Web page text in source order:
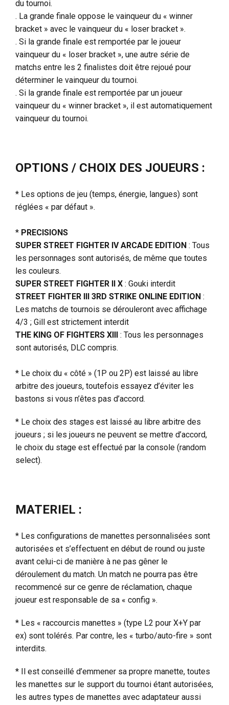
du tournoi.
. La grande finale oppose le vainqueur du « winner
bracket » avec le vainqueur du « loser bracket ».
. Si la grande finale est remportée par le joueur
vainqueur du « loser bracket », une autre série de
matchs entre les 2 finalistes doit être rejoué pour
déterminer le vainqueur du tournoi.
. Si la grande finale est remportée par un joueur
vainqueur du « winner bracket », il est automatiquement
vainqueur du tournoi.
OPTIONS / CHOIX DES JOUEURS :
* Les options de jeu (temps, énergie, langues) sont
réglées « par défaut ».
* PRECISIONS
SUPER STREET FIGHTER IV ARCADE EDITION : Tous
les personnages sont autorisés, de même que toutes
les couleurs.
SUPER STREET FIGHTER II X : Gouki interdit
STREET FIGHTER III 3RD STRIKE ONLINE EDITION :
Les matchs de tournois se dérouleront avec affichage
4/3 ; Gill est strictement interdit
THE KING OF FIGHTERS XIII : Tous les personnages
sont autorisés, DLC compris.
* Le choix du « côté » (1P ou 2P) est laissé au libre
arbitre des joueurs, toutefois essayez d’éviter les
bastons si vous n’êtes pas d’accord.
* Le choix des stages est laissé au libre arbitre des
joueurs ; si les joueurs ne peuvent se mettre d’accord,
le choix du stage est effectué par la console (random
select).
MATERIEL :
* Les configurations de manettes personnalisées sont
autorisées et s’effectuent en début de round ou juste
avant celui-ci de manière à ne pas gêner le
déroulement du match. Un match ne pourra pas être
recommencé sur ce genre de réclamation, chaque
joueur est responsable de sa « config ».
* Les « raccourcis manettes » (type L2 pour X+Y par
ex) sont tolérés. Par contre, les « turbo/auto-fire » sont
interdits.
* Il est conseillé d’emmener sa propre manette, toutes
les manettes sur le support du tournoi étant autorisées,
les autres types de manettes avec adaptateur aussi